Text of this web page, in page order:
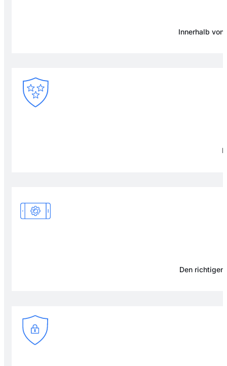
Innerhalb
Den